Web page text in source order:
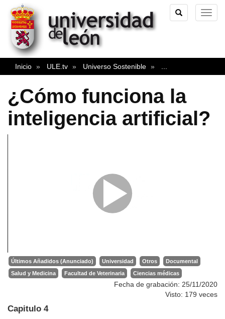
TOGGLE
SEARCH
Inicio ULE.tv Universo Sostenible
¿Cómo funciona la
inteligencia artificial?
Últimos Añadidos (Anunciado) Universidad Otros
Documental
Salud y Medicina
Facultad de Veterinaria Ciencias médicas
Fecha de grabación: 25/11/2020
Visto: 179 veces
Capitulo 4